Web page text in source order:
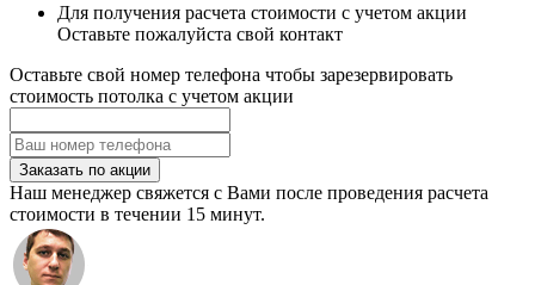
Для получения расчета стоимости с учетом акции
Оставьте пожалуйста свой контакт
Оставьте свой номер телефона чтобы зарезервировать
стоимость потолка с учетом акции
Заказать по акции
Наш менеджер свяжется с Вами после проведения расчета
стоимости в течении 15 минут.